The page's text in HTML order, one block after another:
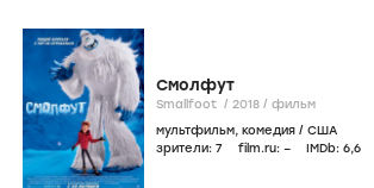
Смолфут
Smallfoot / 2018 / фильм
мультфильм, комедия / США
зрители: 7 film.ru: – IMDb: 6,6